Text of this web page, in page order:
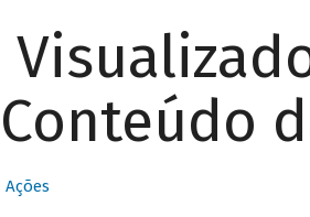
Conteúdo
Ações